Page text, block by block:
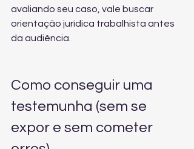
avaliando seu caso, vale buscar
orientação jurídica trabalhista antes
da audiência.
Como conseguir uma
testemunha (sem se
expor e sem cometer